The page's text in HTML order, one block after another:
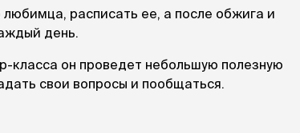
миски, кормушки,
поилки
Двойные
Одинарные
двери
расписать ее, а после обжига и
день.
класса он проведет небольшую полезную
свои вопросы и пообщаться.